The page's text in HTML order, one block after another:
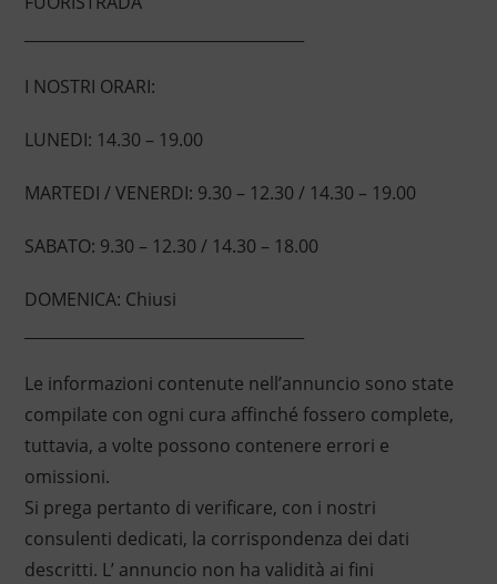
I NOSTRI ORARI:
LUNEDI: 14.30 – 19.00
MARTEDI / VENERDI: 9.30 – 12.30 / 14.30 – 19.00
SABATO: 9.30 – 12.30 / 14.30 – 18.00
DOMENICA: Chiusi
Le informazioni contenute nell’annuncio sono state
compilate con ogni cura affinché fossero complete,
tuttavia, a volte possono contenere errori e
omissioni.
Si prega pertanto di verificare, con i nostri
consulenti dedicati, la corrispondenza dei dati
descritti. L’ annuncio non ha validità ai fini